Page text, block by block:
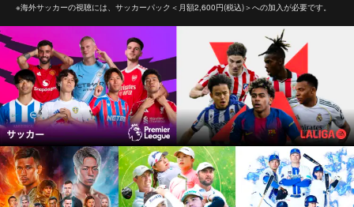
※海外サッカーの視聴には、サッカーパック＜月額2,600円(税込)＞への加入が必要です。